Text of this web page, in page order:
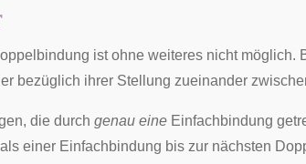
ist ohne weiteres nicht
bezüglich ihrer Stellung zueinander
die durch genau eine Einfachbindung
einer Einfachbindung bis zur nächsten